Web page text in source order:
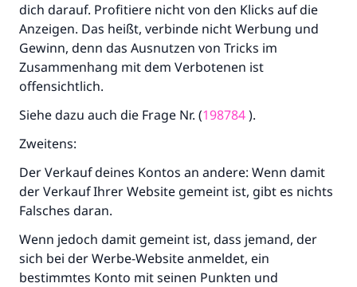
dich darauf. Profitiere nicht von den Klicks auf die
Anzeigen. Das heißt, verbinde nicht Werbung und
Gewinn, denn das Ausnutzen von Tricks im
Zusammenhang mit dem Verbotenen ist
offensichtlich.
Siehe dazu auch die Frage Nr. (198784).
Zweitens:
Der Verkauf deines Kontos an andere: Wenn damit
der Verkauf Ihrer Website gemeint ist, gibt es nichts
Falsches daran.
Wenn jedoch damit gemeint ist, dass jemand, der
sich bei der Werbe-Website anmeldet, ein
bestimmtes Konto mit seinen Punkten und